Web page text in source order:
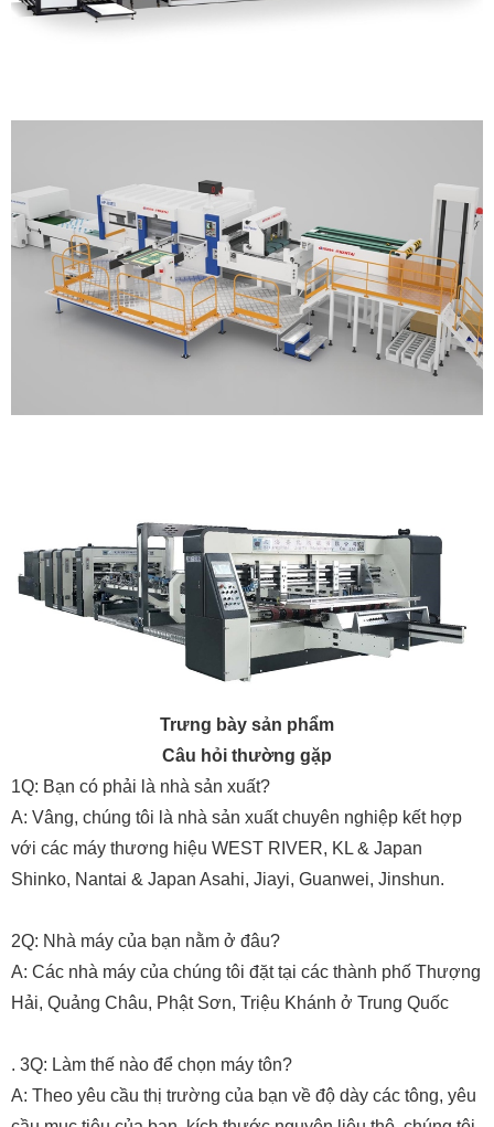
Trưng bày sản phẩm
Câu hỏi thường gặp
1Q: Bạn có phải là nhà sản xuất?
A: Vâng, chúng tôi là nhà sản xuất chuyên nghiệp kết hợp
với các máy thương hiệu WEST RIVER, KL & Japan
Shinko, Nantai & Japan Asahi, Jiayi, Guanwei, Jinshun.
2Q: Nhà máy của bạn nằm ở đâu?
A: Các nhà máy của chúng tôi đặt tại các thành phố Thượng
Hải, Quảng Châu, Phật Sơn, Triệu Khánh ở Trung Quốc
. 3Q: Làm thế nào để chọn máy tôn?
A: Theo yêu cầu thị trường của bạn về độ dày các tông, yêu